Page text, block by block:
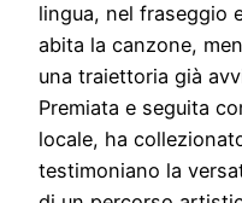
lingua, nel fraseggio
abita la canzone,
una traiettoria già
Premiata e seguita
locale, ha
testimoniano la